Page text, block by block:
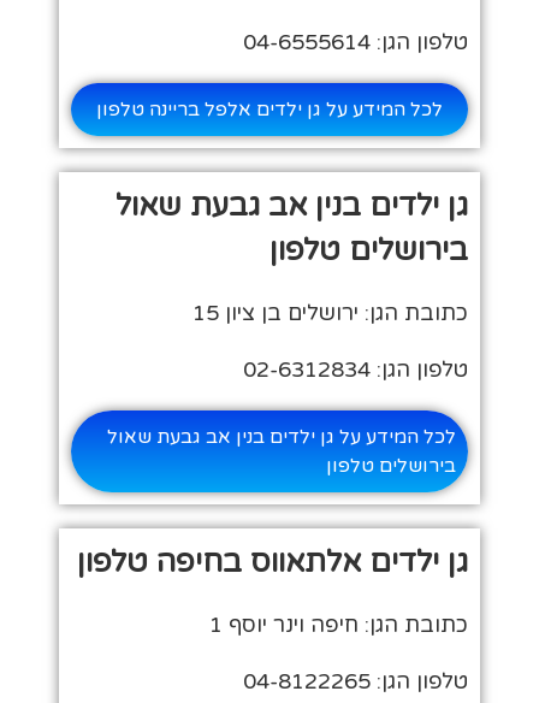
טלפון הגן: 04-6555614
לכל המידע על גן ילדים אלפל בריינה טלפון
גן ילדים בנין אב גבעת שאול
בירושלים טלפון
כתובת הגן: ירושלים בן ציון 15
טלפון הגן: 02-6312834
לכל המידע על גן ילדים בנין אב גבעת שאול
בירושלים טלפון
גן ילדים אלתאווס בחיפה טלפון
כתובת הגן: חיפה וינר יוסף 1
טלפון הגן: 04-8122265